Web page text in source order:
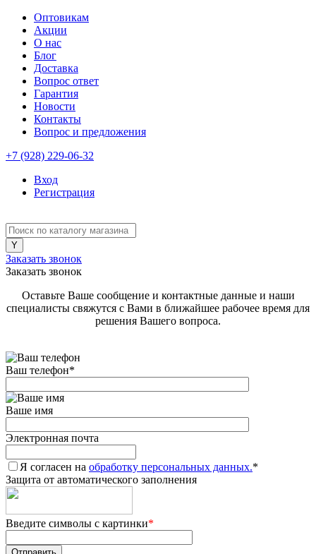
Оптовикам
Акции
О нас
Блог
Доставка
Вопрос ответ
Гарантия
Новости
Контакты
Вопрос и предложения
+7 (928) 229-06-32
Вход
Регистрация
Заказать звонок
Заказать звонок
Оставьте Ваше сообщение и контактные данные и наши
специалисты свяжутся с Вами в ближайшее рабочее время для
решения Вашего вопроса.
Ваш телефон*
Ваше имя
Электронная почта
Я согласен на обработку персональных данных.*
Защита от автоматического заполнения
Введите символы с картинки*